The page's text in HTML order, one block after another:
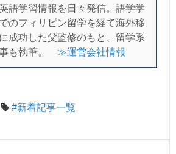
語学習情報を日々発信。語学学
のフィリピン留学を経て海外移
成功した父監修のもと、留学系
も執筆。 ≫運営会社情報
#新着記事一覧